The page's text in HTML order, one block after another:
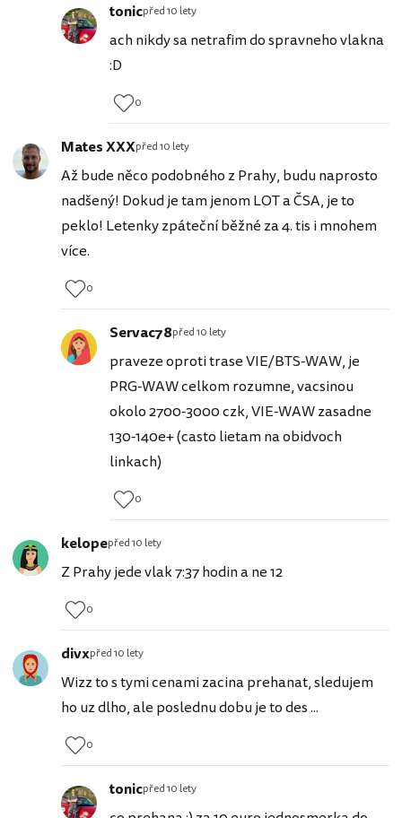
tonicpřed 10 lety
ach nikdy sa netrafim do spravneho vlakna
:D
0
Mates XXXpřed 10 lety
Až bude něco podobného z Prahy, budu naprosto
nadšený! Dokud je tam jenom LOT a ČSA, je to
peklo! Letenky zpáteční běžné za 4. tis i mnohem
více.
0
Servac78před 10 lety
praveze oproti trase VIE/BTS-WAW, je
PRG-WAW celkom rozumne, vacsinou
okolo 2700-3000 czk, VIE-WAW zasadne
130-140e+ (casto lietam na obidvoch
linkach)
0
kelopepřed 10 lety
Z Prahy jede vlak 7:37 hodin a ne 12
0
divxpřed 10 lety
Wizz to s tymi cenami zacina prehanat, sledujem
ho uz dlho, ale poslednu dobu je to des ...
0
tonicpřed 10 lety